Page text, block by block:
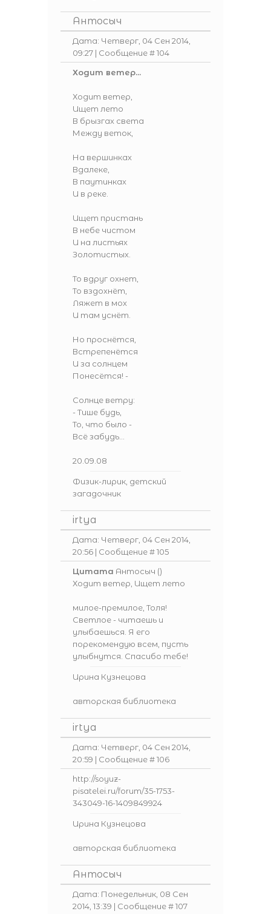
Антосыч
Дата: Четверг, 04 Сен 2014,
09:27 | Сообщение #104
Ходит ветер...
Ходит ветер,
Ищет лето
В брызгах света
Между веток,
На вершинках
Вдалеке,
В паутинках
И в реке.
Ищет пристань
В небе чистом
И на листьях
Золотистых.
То вдруг охнет,
То вздохнёт,
Ляжет в мох
И там уснёт.
Но проснётся,
Встрепенётся
И за солнцем
Понесётся! -
Солнце ветру:
- Тише будь,
То, что было -
Всё забудь...
20.09.08
Физик-лирик, детский
загадочник
irtya
Дата: Четверг, 04 Сен 2014,
20:56 | Сообщение #105
Цитата Антосыч ()
Ходит ветер, Ищет лето
милое-премилое, Толя!
Светлое - читаешь и
улыбаешься. Я его
порекомендую всем, пусть
улыбнутся. Спасибо тебе!
Ирина Кузнецова
авторская библиотека
irtya
Дата: Четверг, 04 Сен 2014,
20:59 | Сообщение #106
http://soyuz-
pisatelei.ru/forum/35-1753-
343049-16-1409849924
Ирина Кузнецова
авторская библиотека
Антосыч
Дата: Понедельник, 08 Сен
2014, 13:39 | Сообщение #107